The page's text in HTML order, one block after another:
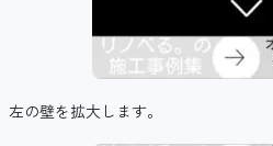
左の壁を拡大します。